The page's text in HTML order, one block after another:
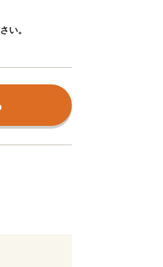
い。